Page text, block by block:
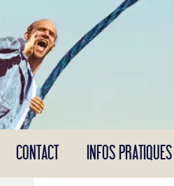
CONTACT INFOS PRATIQUES